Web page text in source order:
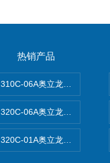
热销产品
310C-06A奥立龙实验室台式
320C-06A奥立龙实验室便携
320C-01A奥立龙实验室便携